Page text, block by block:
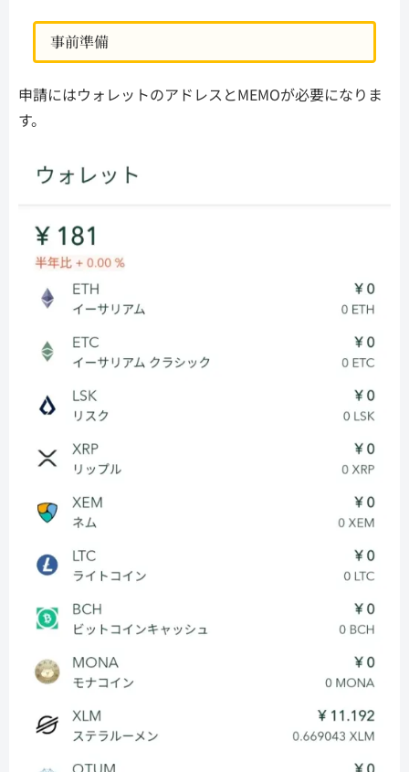
事前準備
申請にはウォレットのアドレスとMEMOが必要になりま
す。